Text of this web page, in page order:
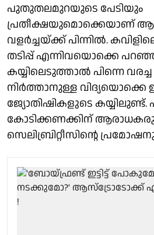
പുതുതലമുറയുടെ പേടിയും
പ്രതീക്ഷയുമൊക്കെയാണ്
വളർച്ചയ്ക്ക് പിന്നിൽ.
തടിപ്പ് എന്നിവയൊക്കെ
കയ്യിലെടുത്താൽ പിന്നെ
നിർത്താനുള്ള
ജ്യോതിഷികളുടെ കയ്യിലുണ്ട്.
കോടിക്കണക്കിന്
സെലിബ്രിറ്റീസിന്റെ